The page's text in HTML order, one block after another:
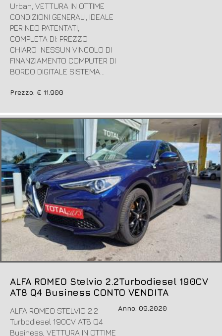
Urban, VETTURA IN OTTIME
CONDIZIONI GENERALI, IDEALE
PER NEO PATENTATI,
COMPLETA DI: PREZZO
CHIARO NESSUN VINCOLO DI
FINANZIAMENTO COMPUTER DI
BORDO DIGITALE SISTEMA...
Prezzo: € 11.900
ALFA ROMEO Stelvio 2.2Turbodiesel 190CV
AT8 Q4 Business CONTO VENDITA
ALFA ROMEO STELVIO 2.2
Turbodiesel 190CV AT8 Q4
Business, VETTURA IN OTTIME
Anno: 09.2020